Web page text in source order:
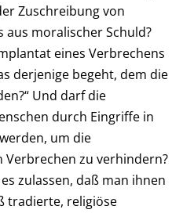
Zuschreibung von
moralischer Schuld?
eines Verbrechens
derjenige begeht, dem die
Und darf die
durch Eingriffe in
um die
Verbrechen zu verhindern?
zulassen, daß man ihnen
tradierte, religiöse